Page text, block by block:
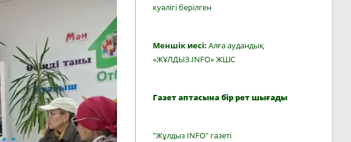
куәлігі берілген
Меншік иесі: Алға аудандық
«ЖҰЛДЫЗ.INFO» ЖШС
Газет аптасына бір рет шығады
"Жұлдыз INFO" газеті